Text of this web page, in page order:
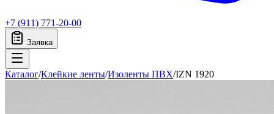
+7 (911) 771-20-00
Заявка
Каталог/Клейкие ленты/Изоленты ПВХ/IZN 1920